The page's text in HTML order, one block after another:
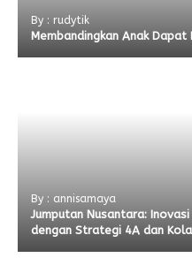
By : rudytik
Membandingkan Anak Dapat
By : annisamaya
Jumputan Nusantara:
dengan Strategi 4A dan